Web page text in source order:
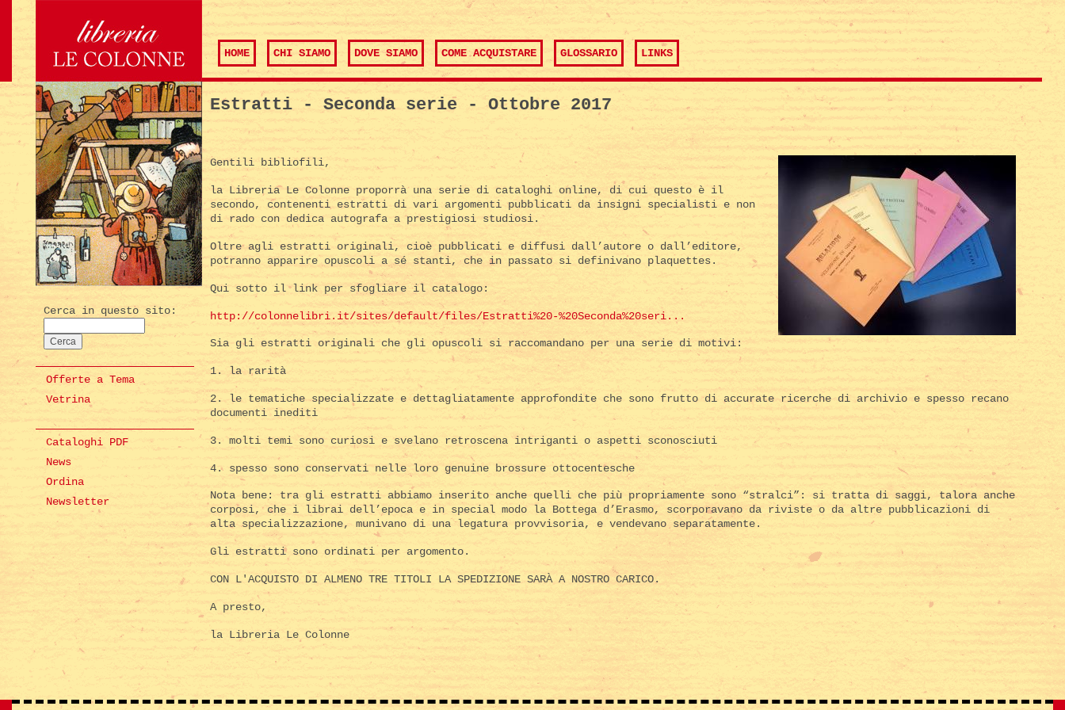
HOME CHI SIAMO DOVE SIAMO COME ACQUISTARE GLOSSARIO LINKS
Cerca in questo sito:
Offerte a Tema
Vetrina
Cataloghi PDF
News
Ordina
Newsletter
Estratti - Seconda serie - Ottobre 2017
Gentili bibliofili,
la Libreria Le Colonne proporrà una serie di cataloghi online, di cui questo è il
secondo, contenenti estratti di vari argomenti pubblicati da insigni specialisti e non
di rado con dedica autografa a prestigiosi studiosi.
Oltre agli estratti originali, cioè pubblicati e diffusi dall’autore o dall’editore,
potranno apparire opuscoli a sé stanti, che in passato si definivano plaquettes.
Qui sotto il link per sfogliare il catalogo:
http://colonnelibri.it/sites/default/files/Estratti%20-%20Seconda%20seri...
Sia gli estratti originali che gli opuscoli si raccomandano per una serie di motivi:
1. la rarità
2. le tematiche specializzate e dettagliatamente approfondite che sono frutto di accurate ricerche di archivio e spesso recano
documenti inediti
3. molti temi sono curiosi e svelano retroscena intriganti o aspetti sconosciuti
4. spesso sono conservati nelle loro genuine brossure ottocentesche
Nota bene: tra gli estratti abbiamo inserito anche quelli che più propriamente sono “stralci”: si tratta di saggi, talora anche
corposi, che i librai dell’epoca e in special modo la Bottega d’Erasmo, scorporavano da riviste o da altre pubblicazioni di
alta specializzazione, munivano di una legatura provvisoria, e vendevano separatamente.
Gli estratti sono ordinati per argomento.
CON L'ACQUISTO DI ALMENO TRE TITOLI LA SPEDIZIONE SARÀ A NOSTRO CARICO.
A presto,
la Libreria Le Colonne